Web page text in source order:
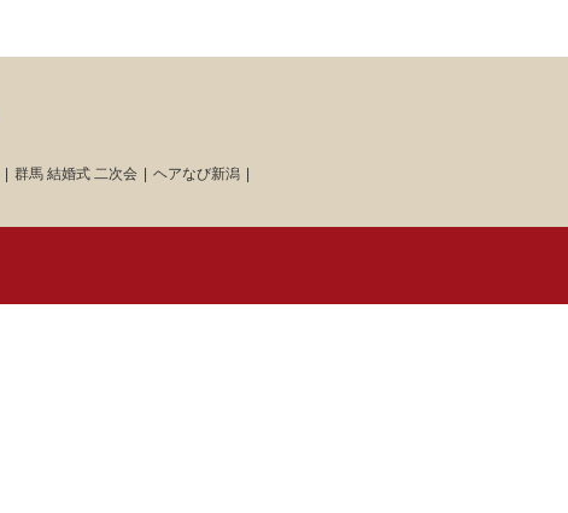
群馬 結婚式 二次会
ヘアなび新潟